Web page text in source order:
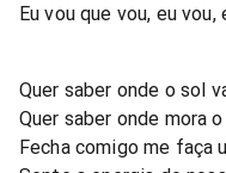
Eu vou que vou, eu vou,
Quer saber onde o sol
Quer saber onde mora
Fecha comigo me faça